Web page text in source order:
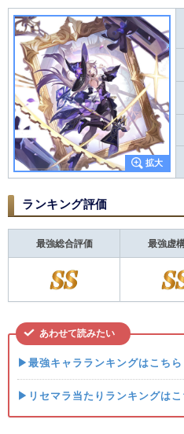
ランキング評価
最強総合評価 最強虚
あわせて読みたい
▶最強キャラランキングはこちら
▶リセマラ当たりランキングはこ